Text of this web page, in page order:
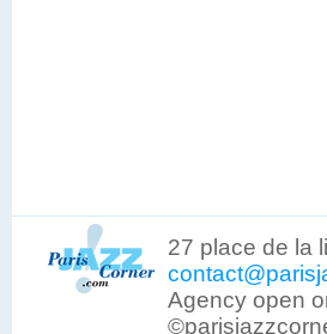
27 place de la
Agency open